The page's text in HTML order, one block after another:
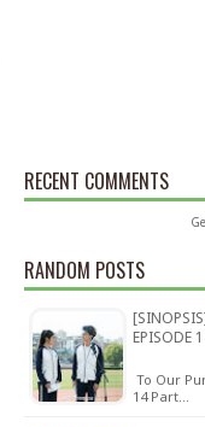
RECENT COMMENTS
RANDOM POSTS
EPISODE
To Our
14 Part…